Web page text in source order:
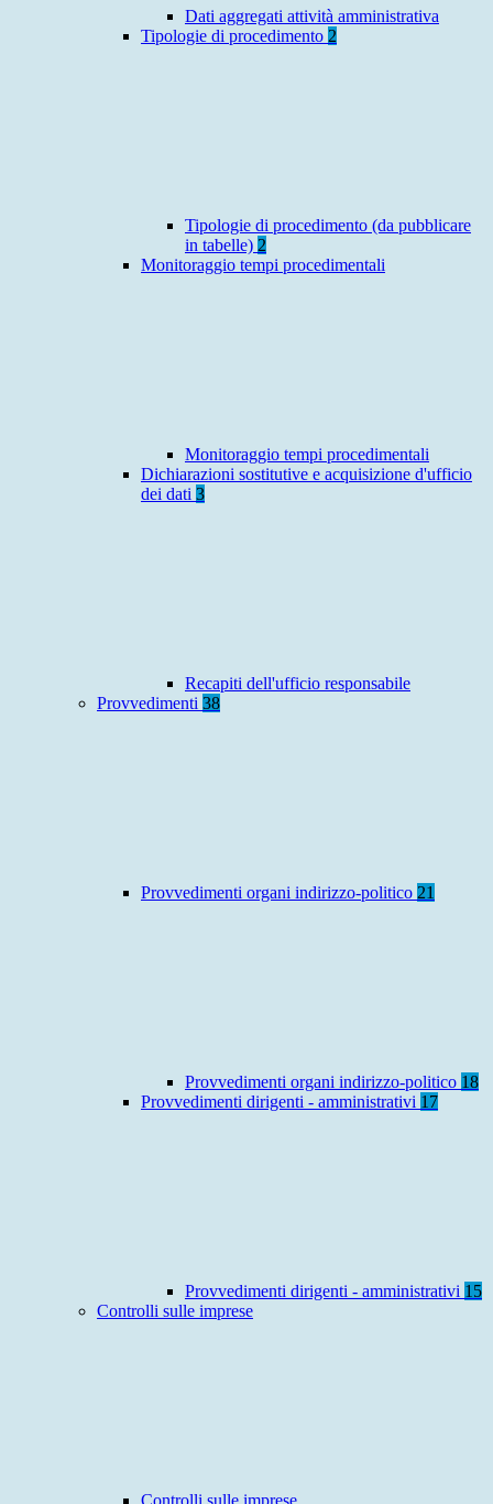
Dati aggregati attività amministrativa
Tipologie di procedimento 2
Tipologie di procedimento (da pubblicare
in tabelle) 2
Monitoraggio tempi procedimentali
Monitoraggio tempi procedimentali
Dichiarazioni sostitutive e acquisizione d'ufficio
dei dati 3
Recapiti dell'ufficio responsabile
Provvedimenti 38
Provvedimenti organi indirizzo-politico 21
Provvedimenti organi indirizzo-politico 18
Provvedimenti dirigenti - amministrativi 17
Provvedimenti dirigenti - amministrativi 15
Controlli sulle imprese